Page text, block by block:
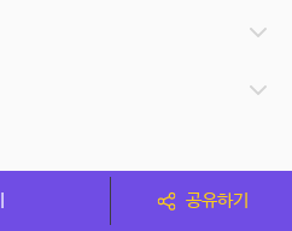
공유하기